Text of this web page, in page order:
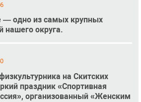
— одно из самых крупных
нашего округа.
на Скитских
праздник «Спортивная
организованный «Женским